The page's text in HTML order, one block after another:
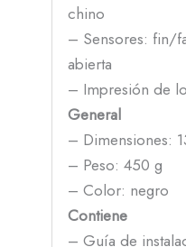
chino
– Sensores: fin/
abierta
– Impresión de
General
– Dimensiones:
– Peso: 450 g
– Color: negro
Contiene
– Guía de